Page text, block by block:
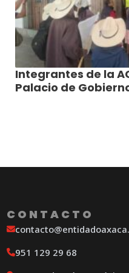
Integrantes de la
Palacio de
CONTACTO
951 129 29 68